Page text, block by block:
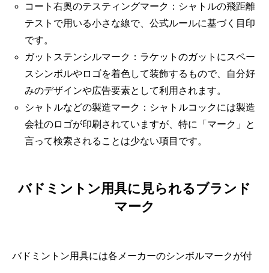
コート右奥のテスティングマーク：シャトルの飛距離
テストで用いる小さな線で、公式ルールに基づく目印
です。
ガットステンシルマーク：ラケットのガットにスペー
スシンボルやロゴを着色して装飾するもので、自分好
みのデザインや広告要素として利用されます。
シャトルなどの製造マーク：シャトルコックには製造
会社のロゴが印刷されていますが、特に「マーク」と
言って検索されることは少ない項目です。
バドミントン用具に見られるブランド
マーク
バドミントン用具には各メーカーのシンボルマークが付